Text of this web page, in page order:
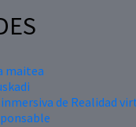
maitea
de Realidad